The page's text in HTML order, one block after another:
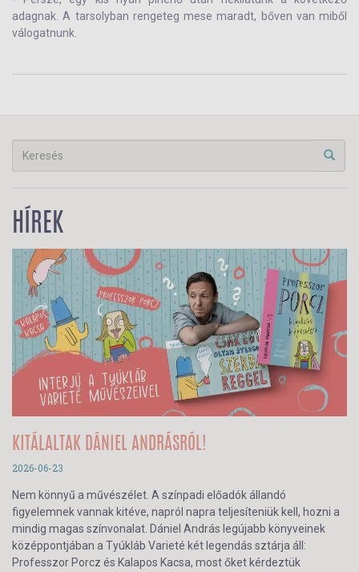
adagnak. A tarsolyban rengeteg mese maradt, bőven van miből
válogatnunk.
HÍREK
KITÁLALTAK DÁNIEL ANDRÁSRÓL!
2026-06-23
Nem könnyű a művészélet. A színpadi előadók állandó
figyelemnek vannak kitéve, napról napra teljesíteniük kell, hozni a
mindig magas színvonalat. Dániel András legújabb könyveinek
középpontjában a Tyúkláb Varieté két legendás sztárja áll:
Professzor Porcz és Kalapos Kacsa, most őket kérdeztük